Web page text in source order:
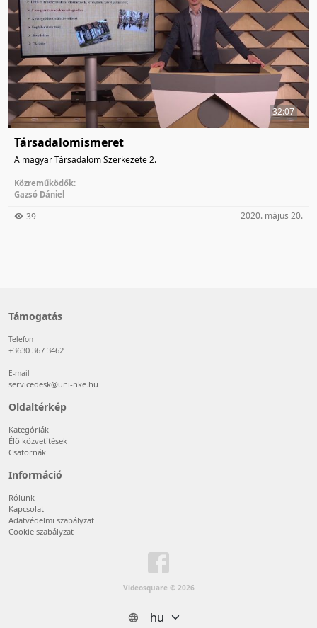
32:07
Társadalomismeret
A magyar Társadalom Szerkezete 2.
Közreműködők:
Gazsó Dániel
39 2020. május 20.
Támogatás
Telefon
+3630 367 3462
E-mail
servicedesk@uni-nke.hu
Oldaltérkép
Kategóriák
Élő közvetítések
Csatornák
Információ
Rólunk
Kapcsolat
Adatvédelmi szabályzat
Cookie szabályzat
Videosquare © 2026